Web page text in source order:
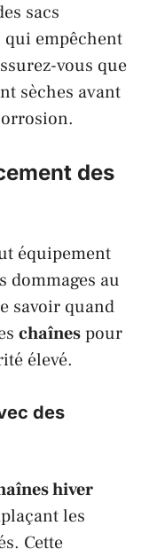
sacs
empêchent
vous que
sèches avant
des
équipement
dommages au
savoir quand
chaînespour
élevé.
des
hiver
les
Cette